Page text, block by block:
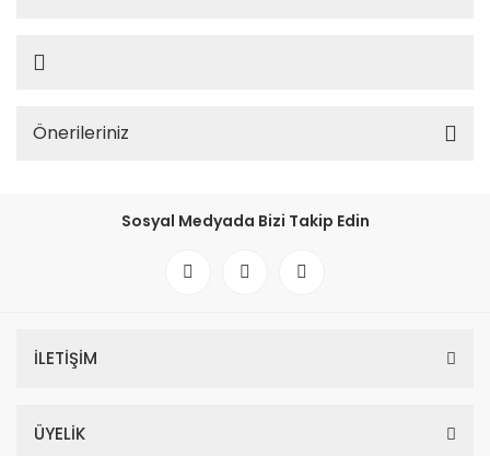
Önerileriniz
Sosyal Medyada Bizi Takip Edin
İLETİŞİM
ÜYELİK